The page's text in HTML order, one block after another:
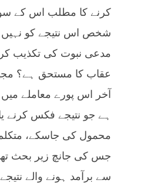
کرنے کا مطلب اس کے
شخص اس نتیجے کو نہیں
مدعی نبوت کی تکذیب
عقاب کا مستحق ہے؟
آخر اس پورے معاملے
ہے جو نتیجے فکس کرنے
محمول کی جاسکے،
جس کی جانچ زیر بحث
سے برآمد ہونے والے